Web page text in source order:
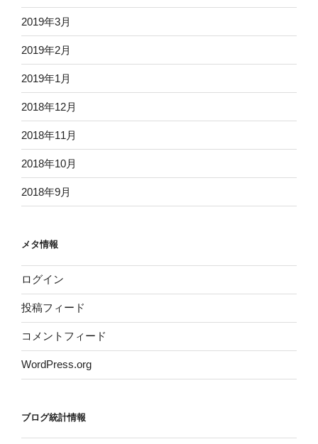
2019年3月
2019年2月
2019年1月
2018年12月
2018年11月
2018年10月
2018年9月
メタ情報
ログイン
投稿フィード
コメントフィード
WordPress.org
ブログ統計情報